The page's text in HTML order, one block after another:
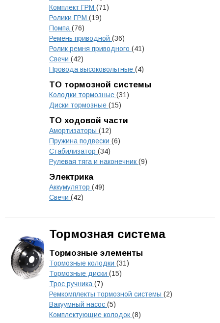
Комплект ГРМ (71)
Ролики ГРМ (19)
Помпа (76)
Ремень приводной (36)
Ролик ремня приводного (41)
Свечи (42)
Провода высоковольтные (4)
ТО тормозной системы
Колодки тормозные (31)
Диски тормозные (15)
ТО ходовой части
Амортизаторы (12)
Пружина подвески (6)
Стабилизатор (34)
Рулевая тяга и наконечник (9)
Электрика
Аккумулятор (49)
Свечи (42)
Тормозная система
Тормозные элементы
Тормозные колодки (31)
Тормозные диски (15)
Трос ручника (7)
Ремкомплекты тормозной системы (2)
Вакуумный насос (5)
Комплектующие колодок (8)